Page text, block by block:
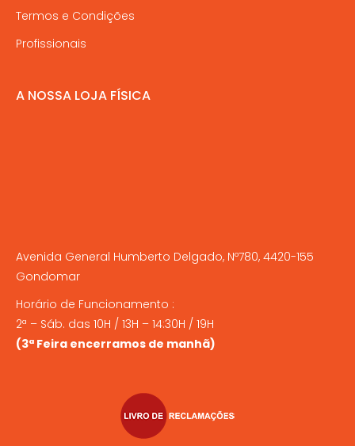
Termos e Condições
Profissionais
A NOSSA LOJA FÍSICA
Avenida General Humberto Delgado, Nº780, 4420-155
Gondomar
Horário de Funcionamento :
2ª – Sáb. das 10H / 13H – 14:30H / 19H
(3ª Feira encerramos de manhã)